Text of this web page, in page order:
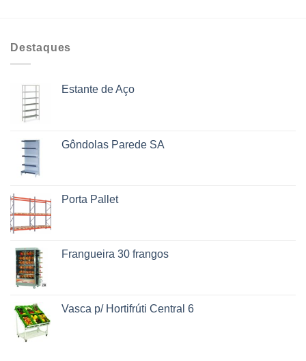
Destaques
Estante de Aço
Gôndolas Parede SA
Porta Pallet
Frangueira 30 frangos
Vasca p/ Hortifrúti Central 6